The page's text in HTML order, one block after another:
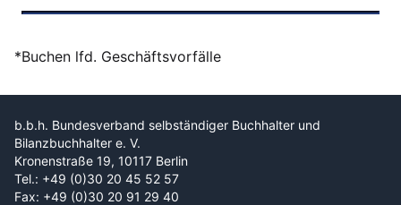
*Buchen lfd. Geschäftsvorfälle
b.b.h. Bundesverband selbständiger Buchhalter und
Bilanzbuchhalter e. V.
Kronenstraße 19, 10117 Berlin
Tel.: +49 (0)30 20 45 52 57
Fax: +49 (0)30 20 91 29 40